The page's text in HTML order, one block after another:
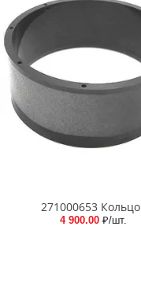
271000653 Кольцо
4 900.00 ₽/шт.